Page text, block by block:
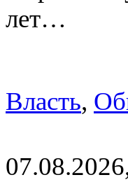
лет…
Власть,